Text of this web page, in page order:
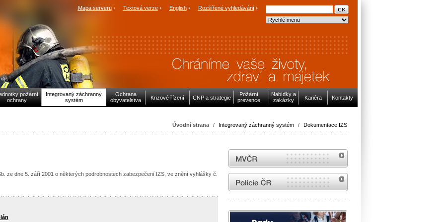
Mapa serveru Textová verze English Rozšířené vyhledávání
požární
ochrany
Integrovaný záchranný
systém
Ochrana
obyvatelstva
Krizové řízení CNP a strategie
Požární
prevence
Nabídky a
zakázky
Kariéra Kontakty
Úvodní strana / Integrovaný záchranný systém / Dokumentace IZS
ze dne 5. září 2001 o některých podrobnostech zabezpečení IZS, ve znění vyhlášky č.
MVČR
internetové stránky Policie ČR